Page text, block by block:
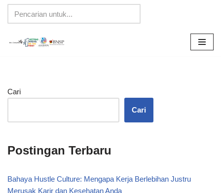
Lompat
Cari
Cari
Postingan Terbaru
Bahaya Hustle Culture: Mengapa Kerja Berlebihan Justru
Merusak Karir dan Kesehatan Anda